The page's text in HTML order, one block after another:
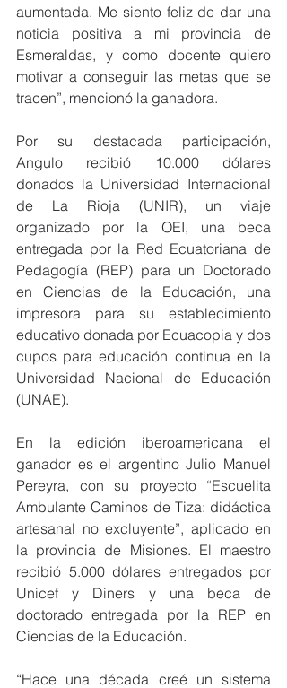
aumentada. Me siento feliz de dar una
noticia positiva a mi provincia de
Esmeraldas, y como docente quiero
motivar a conseguir las metas que se
tracen”, mencionó la ganadora.
Por su destacada participación,
Angulo recibió 10.000 dólares
donados la Universidad Internacional
de La Rioja (UNIR), un viaje
organizado por la OEI, una beca
entregada por la Red Ecuatoriana de
Pedagogía (REP) para un Doctorado
en Ciencias de la Educación, una
impresora para su establecimiento
educativo donada por Ecuacopia y dos
cupos para educación continua en la
Universidad Nacional de Educación
(UNAE).
En la edición iberoamericana el
ganador es el argentino Julio Manuel
Pereyra, con su proyecto “Escuelita
Ambulante Caminos de Tiza: didáctica
artesanal no excluyente”, aplicado en
la provincia de Misiones. El maestro
recibió 5.000 dólares entregados por
Unicef y Diners y una beca de
doctorado entregada por la REP en
Ciencias de la Educación.
“Hace una década creé un sistema